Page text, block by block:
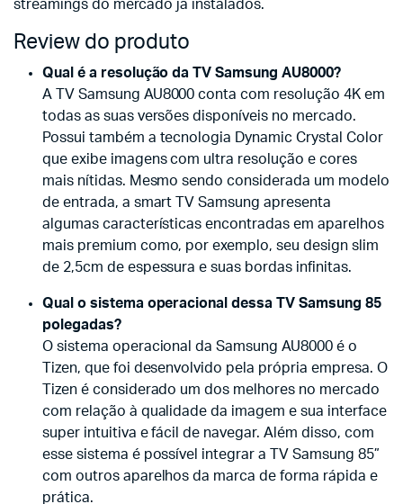
streamings do mercado já instalados.
Review do produto
Qual é a resolução da TV Samsung AU8000?
A TV Samsung AU8000 conta com resolução 4K em
todas as suas versões disponíveis no mercado.
Possui também a tecnologia Dynamic Crystal Color
que exibe imagens com ultra resolução e cores
mais nítidas. Mesmo sendo considerada um modelo
de entrada, a smart TV Samsung apresenta
algumas características encontradas em aparelhos
mais premium como, por exemplo, seu design slim
de 2,5cm de espessura e suas bordas infinitas.
Qual o sistema operacional dessa TV Samsung 85
polegadas?
O sistema operacional da Samsung AU8000 é o
Tizen, que foi desenvolvido pela própria empresa. O
Tizen é considerado um dos melhores no mercado
com relação à qualidade da imagem e sua interface
super intuitiva e fácil de navegar. Além disso, com
esse sistema é possível integrar a TV Samsung 85”
com outros aparelhos da marca de forma rápida e
prática.